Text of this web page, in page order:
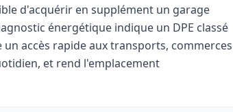
d'acquérir en supplément un garage
énergétique indique un DPE classé
un accès rapide aux transports, commerces
et rend l'emplacement